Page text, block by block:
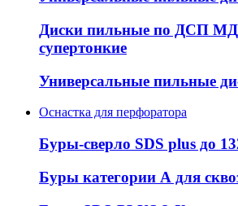
Диски пильные по ДСП
супертонкие
Универсальные пильные
Оснастка для перфоратора
Буры-сверло SDS plus до
Буры категории А для